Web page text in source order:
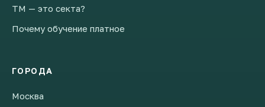
ТМ — это секта?
Почему обучение платное
ГОРОДА
Москва